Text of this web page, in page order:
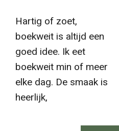
Hartig of zoet,
boekweit is altijd een
goed idee. Ik eet
boekweit min of meer
elke dag. De smaak is
heerlijk,